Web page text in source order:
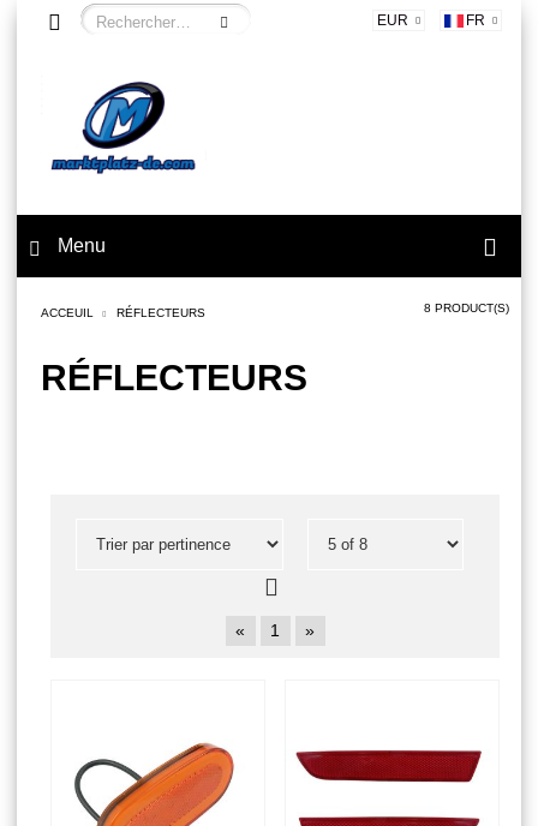
EUR FR
Menu
ACCEUIL RÉFLECTEURS 8 PRODUCT(S)
RÉFLECTEURS
« 1 »